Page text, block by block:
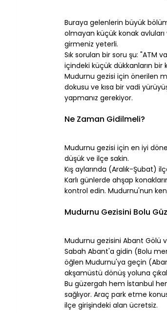
Buraya gelenlerin büyük
olmayan küçük konak
girmeniz yeterli.
Sık sorulan bir soru şu: "ATM
içindeki küçük dükkanların bir
Mudurnu gezisi için önerilen
dokusu ve kısa bir vadi
yapmanız gerekiyor.
Ne Zaman Gidilmeli?
Mudurnu gezisi için en iyi
düşük ve ilçe sakin.
Kış aylarında (Aralık-Şubat)
Karlı günlerde ahşap
kontrol edin. Mudurnu'nun
Mudurnu Gezisini Bolu
Mudurnu gezisini Abant Gölü
Sabah Abant'a gidin (Bolu
öğlen Mudurnu'ya geçin
akşamüstü dönüş yoluna
Bu güzergah hem İstanbul
sağlıyor. Araç park etme
ilçe girişindeki alan ücretsiz.